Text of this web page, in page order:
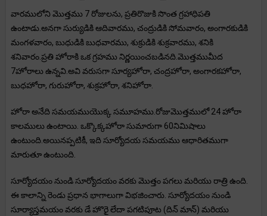
వారములోని మొత్తము 7 రోజులను, ప్రతిరొజుకి సొంత గ్రహాధిపతి
ఉంటాడు.అనగా సుర్యుడికి ఆదివారము, చంద్రుడికి సోమవారం, అంగారకుడికి
మంగళవారం, బుధుడికి బుధవారము, శుక్రుడికి శుక్రవారము, శనికి
శనివారం.ప్రతి హోరాకి ఒక గ్రహము నిర్ణయించబడినది.మొత్తముమీద
7హోరాలు ఉన్నవి.అవి వరుసగా సూర్యహోరా, చంద్రహోరా, అంగారకహోరా,
బుధహోరా, గురుహోరా, శుక్రహోరా, శనిహోరా.
హోరా అనేది సమయముయొక్క సమూహము.రోజుమొత్తములో 24 హోరా
కాలములు ఉంటాయి. ఒక్కొక్కహోరా సుమారుగా 60నిమిషాలు
ఉంటుంది.అయినప్పటికీ, ఇది సూర్యోదయ సమయము ఆధారితముగా
మారుతూ ఉంటుంది.
సూర్యోదయం నుండి సూర్యోదయం వరకు మొత్తం పగలు మరియు రాత్రి ఉంది.
ఈ కాలాన్ని రెండు ప్రధాన భాగాలుగా విభజించారు. సూర్యోదయం నుండి
సూర్యాస్తమయం వరకు డే హొరై లేదా పగటిపూట (దిన్ మాన్) మరియు